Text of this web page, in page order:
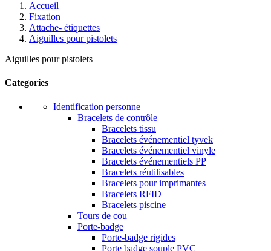
Accueil
Fixation
Attache- étiquettes
Aiguilles pour pistolets
Aiguilles pour pistolets
Categories
Identification personne
Bracelets de contrôle
Bracelets tissu
Bracelets événementiel tyvek
Bracelets événementiel vinyle
Bracelets événementiels PP
Bracelets réutilisables
Bracelets pour imprimantes
Bracelets RFID
Bracelets piscine
Tours de cou
Porte-badge
Porte-badge rigides
Porte badge souple PVC